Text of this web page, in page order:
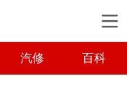
汽修 百科